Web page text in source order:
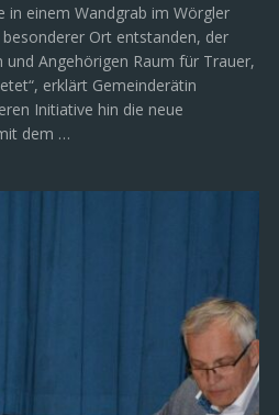
in einem Wandgrab im Wörgler
besonderer Ort entstanden, der
Angehörigen Raum für Trauer,
erklärt Gemeinderätin
Initiative hin die neue
dem …